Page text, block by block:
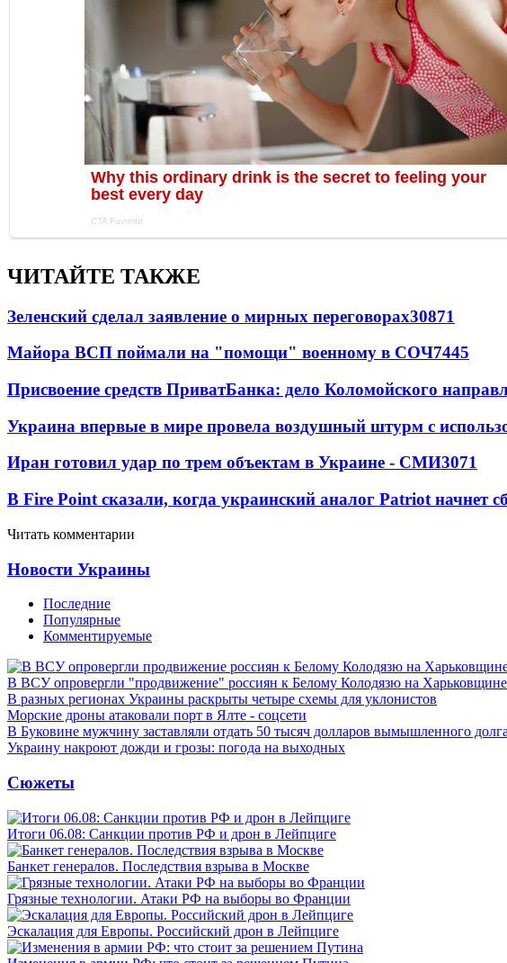
ЧИТАЙТЕ ТАКЖЕ
Зеленский сделал заявление о мирных переговорах30871
Майора ВСП поймали на "помощи" военному в СОЧ7445
Присвоение средств ПриватБанка: дело Коломойского
Украина впервые в мире провела воздушный штурм с
Иран готовил удар по трем объектам в Украине - СМИ3071
В Fire Point сказали, когда украинский аналог Patriot начнет
Читать комментарии
Новости Украины
Последние
Популярные
Комментируемые
В ВСУ опровергли "продвижение" россиян к Белому Колодязю на Харьковщине
В разных регионах Украины раскрыты четыре схемы для уклонистов
Морские дроны атаковали порт в Ялте - соцсети
В Буковине мужчину заставляли отдать 50 тысяч долларов вымышленного долга
Украину накроют дожди и грозы: погода на выходных
Сюжеты
Итоги 06.08: Санкции против РФ и дрон в Лейпциге
Банкет генералов. Последствия взрыва в Москве
Грязные технологии. Атаки РФ на выборы во Франции
Эскалация для Европы. Российский дрон в Лейпциге